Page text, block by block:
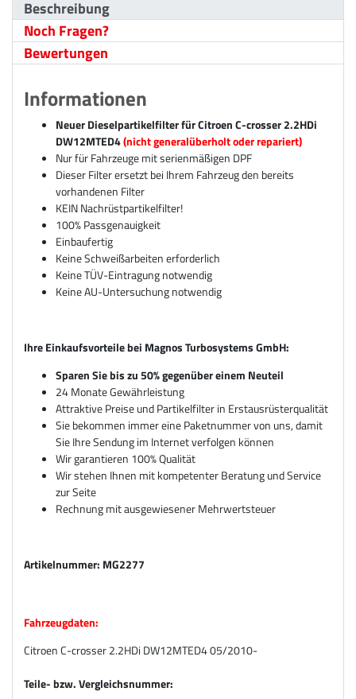
Beschreibung
Noch Fragen?
Bewertungen
Informationen
Neuer Dieselpartikelfilter für Citroen C-crosser 2.2HDi
DW12MTED4(nicht generalüberholt oder repariert)
Nur für Fahrzeuge mit serienmäßigen DPF
Dieser Filter ersetzt bei Ihrem Fahrzeug den bereits
vorhandenen Filter
KEIN Nachrüstpartikelfilter!
100% Passgenauigkeit
Einbaufertig
Keine Schweißarbeiten erforderlich
Keine TÜV-Eintragung notwendig
Keine AU-Untersuchung notwendig
Ihre Einkaufsvorteile bei Magnos Turbosystems GmbH:
Sparen Sie bis zu 50% gegenüber einem Neuteil
24 Monate Gewährleistung
Attraktive Preise und Partikelfilter in Erstausrüsterqualität
Sie bekommen immer eine Paketnummer von uns, damit
Sie Ihre Sendung im Internet verfolgen können
Wir garantieren 100% Qualität
Wir stehen Ihnen mit kompetenter Beratung und Service
zur Seite
Rechnung mit ausgewiesener Mehrwertsteuer
Artikelnummer: MG2277
Fahrzeugdaten:
Citroen C-crosser 2.2HDi DW12MTED4 05/2010-
Teile- bzw. Vergleichsnummer: